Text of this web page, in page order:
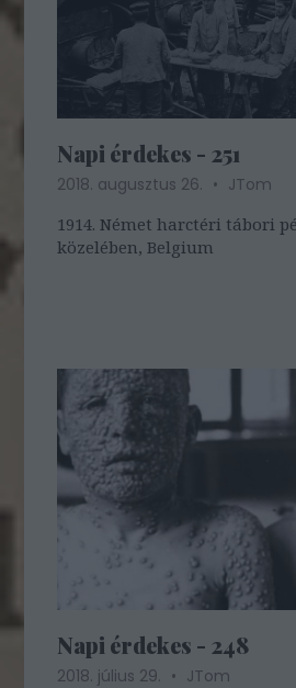
Napi érdekes - 251
2018. augusztus 26.
JTom
1914. Német harctéri tábori
közelében, Belgium
Napi érdekes - 248
2018. július 29.
JTom